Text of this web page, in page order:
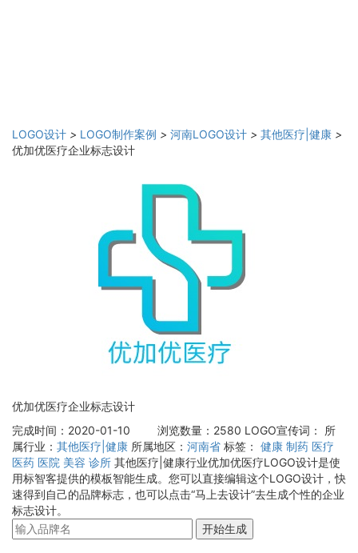
LOGO设计 > LOGO制作案例 > 河南LOGO设计 > 其他医疗|健康 >
优加优医疗企业标志设计
优加优医疗企业标志设计
完成时间：2020-01-10
浏览数量：2580 LOGO宣传词：
所
属行业： 其他医疗|健康 所属地区： 河南省 标签： 健康 制药 医疗
医药 医院 美容 诊所 其他医疗|健康行业优加优医疗LOGO设计是使
用标智客提供的模板智能生成。您可以直接编辑这个LOGO设计，快
速得到自己的品牌标志，也可以点击“马上去设计”去生成个性的企业
标志设计。
开始生成